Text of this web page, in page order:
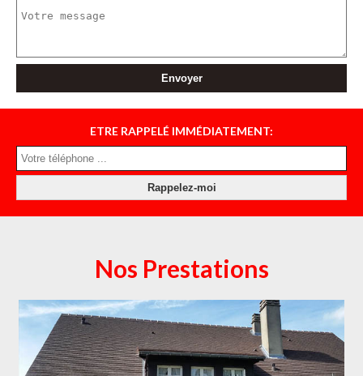
ETRE RAPPELÉ IMMÉDIATEMENT:
Nos Prestations